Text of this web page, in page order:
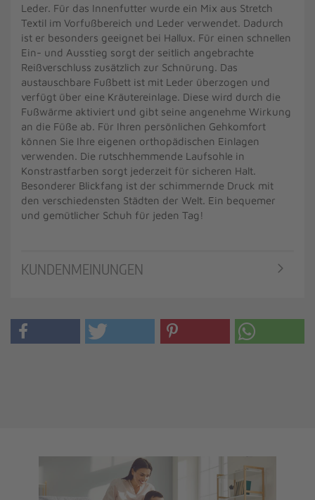
Leder. Für das Innenfutter wurde ein Mix aus Stretch
Textil im Vorfußbereich und Leder verwendet. Dadurch
ist er besonders geeignet bei Hallux. Für einen schnellen
Ein- und Ausstieg sorgt der seitlich angebrachte
Reißverschluss zusätzlich zur Schnürung. Das
austauschbare Fußbett ist mit Leder überzogen und
verfügt über eine Kräutereinlage. Diese wird durch die
Fußwärme aktiviert und gibt seine angenehme Wirkung
an die Füße ab. Für Ihren persönlichen Gehkomfort
können Sie Ihre eigenen orthopädischen Einlagen
verwenden. Die rutschhemmende Laufsohle in
Konstrastfarben sorgt jederzeit für sicheren Halt.
Besonderer Blickfang ist der schimmernde Druck mit
den verschiedensten Städten der Welt. Ein bequemer
und gemütlicher Schuh für jeden Tag!
KUNDENMEINUNGEN